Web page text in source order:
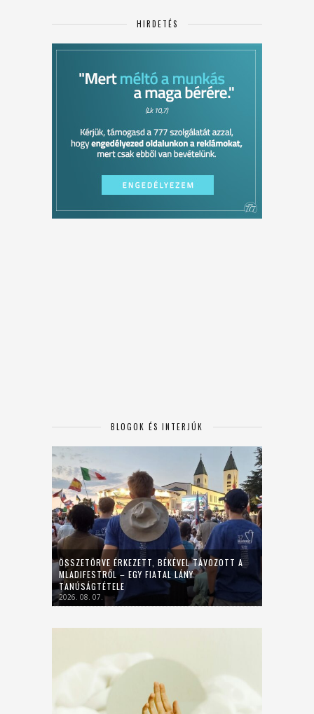
HIRDETÉS
BLOGOK ÉS INTERJÚK
ÖSSZETÖRVE ÉRKEZETT, BÉKÉVEL TÁVOZOTT A
MLADIFESTRŐL – EGY FIATAL LÁNY
TANÚSÁGTÉTELE
2026. 08. 07.